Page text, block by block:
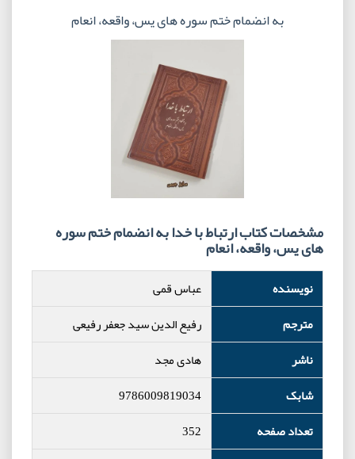
به انضمام ختم سوره های یس، واقعه، انعام
مشخصات کتاب ارتباط با خدا به انضمام ختم سوره
های یس، واقعه، انعام
نویسنده
عباس قمی
مترجم
رفیع الدین سید جعفر رفیعی
ناشر
هادی مجد
شابک
9786009819034
تعداد صفحه
352